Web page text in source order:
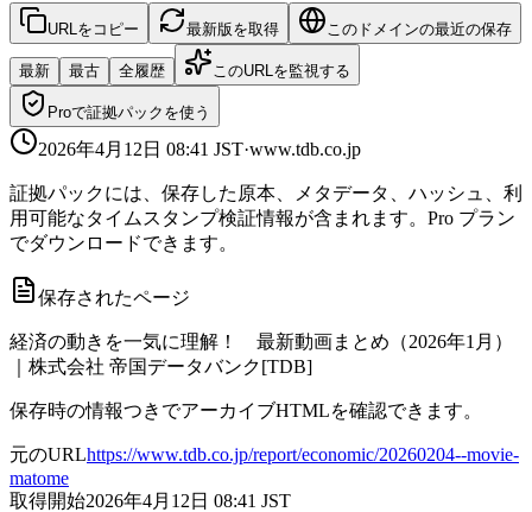
URLをコピー 最新版を取得 このドメインの最近の保存
最新 最古 全履歴 このURLを監視する
Proで証拠パックを使う
2026年4月12日 08:41 JST·www.tdb.co.jp
証拠パックには、保存した原本、メタデータ、ハッシュ、利
用可能なタイムスタンプ検証情報が含まれます。Pro プラン
でダウンロードできます。
保存されたページ
経済の動きを一気に理解！ 最新動画まとめ（2026年1月）
｜株式会社 帝国データバンク[TDB]
保存時の情報つきでアーカイブHTMLを確認できます。
元のURLhttps://www.tdb.co.jp/report/economic/20260204--movie-
matome
取得開始2026年4月12日 08:41 JST